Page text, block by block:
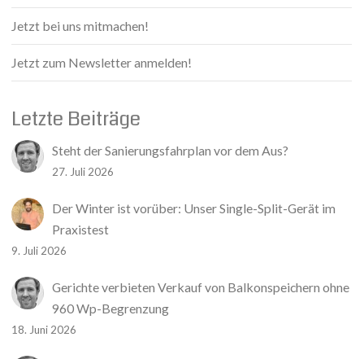
Jetzt bei uns mitmachen!
Jetzt zum Newsletter anmelden!
Letzte Beiträge
Steht der Sanierungsfahrplan vor dem Aus?
27. Juli 2026
Der Winter ist vorüber: Unser Single-Split-Gerät im
Praxistest
9. Juli 2026
Gerichte verbieten Verkauf von Balkonspeichern ohne
960 Wp-Begrenzung
18. Juni 2026